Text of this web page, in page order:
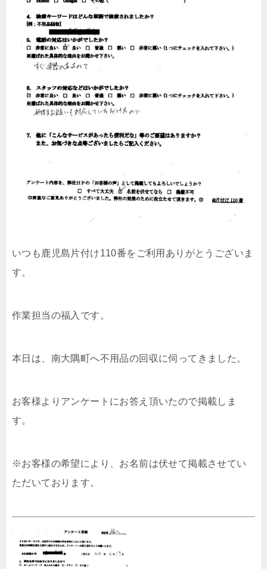
いつも鹿児島片付け110番をご利用ありがとうございま
す。
作業担当の福入です。
本日は、南大隅町へ不用品の回収に伺ってきました。
お客様よりアンケートにお答え頂いたので掲載しま
す。
※お客様の希望により、お名前は伏せて掲載させてい
ただいております。